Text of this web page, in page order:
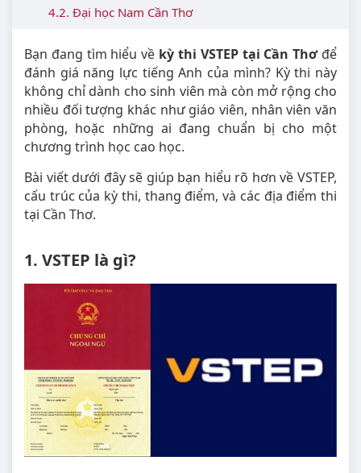
4.2. Đại học Nam Cần Thơ
Bạn đang tìm hiểu về kỳ thi VSTEP tại Cần Thơđể
đánh giá năng lực tiếng Anh của mình? Kỳ thi này
không chỉ dành cho sinh viên mà còn mở rộng cho
nhiều đối tượng khác như giáo viên, nhân viên văn
phòng, hoặc những ai đang chuẩn bị cho một
chương trình học cao học.
Bài viết dưới đây sẽ giúp bạn hiểu rõ hơn về VSTEP,
cấu trúc của kỳ thi, thang điểm, và các địa điểm thi
tại Cần Thơ.
1. VSTEP là gì?